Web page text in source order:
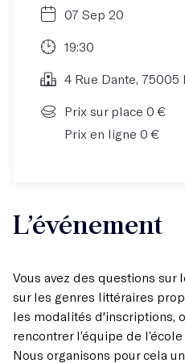
07 Sep 20
19:30
4 Rue Dante, 75005
Prix sur place 0 €
Prix en ligne 0 €
L’événement
Vous avez des questions sur
sur les genres littéraires
les modalités d'inscriptions,
rencontrer l’équipe de
Nous organisons pour cela